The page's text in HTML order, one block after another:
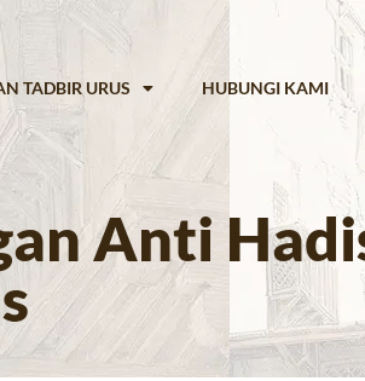
TADBIR URUS HUBUNGI KAMI
Anti